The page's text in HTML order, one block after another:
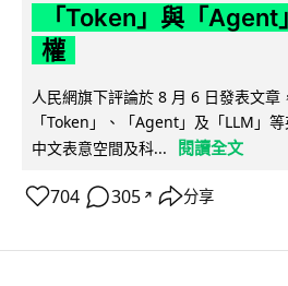
「Token」與「Agent
權
人民網旗下評論於 8 月 6 日發表文章
「Token」、「Agent」及「LLM」
中文表意空間及科...
閱讀全文
704 305 ↗ 分享